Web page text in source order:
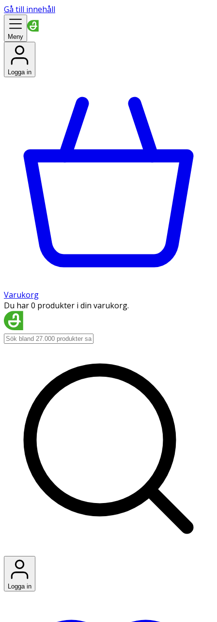
Gå till innehåll
Meny
Logga in
Varukorg
Du har 0 produkter i din varukorg.
Logga in